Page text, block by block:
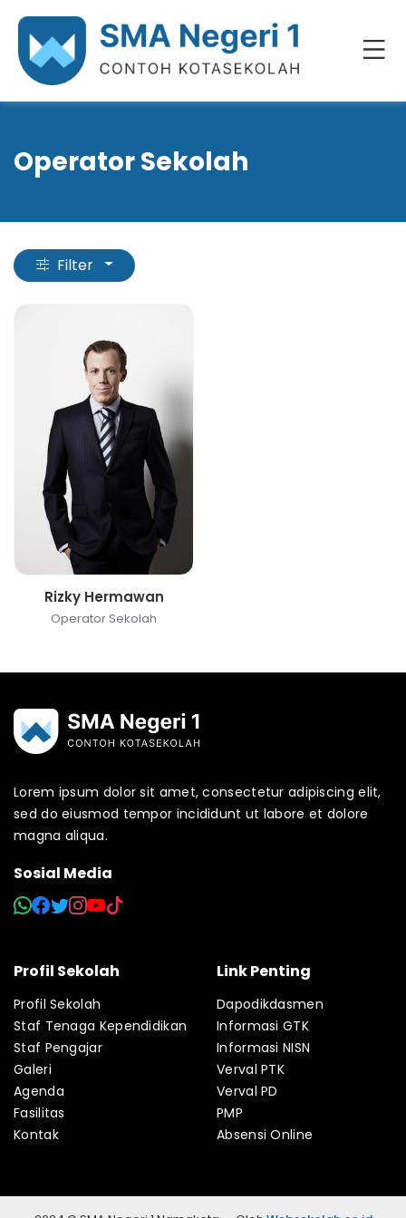
Operator Sekolah
Filter
Rizky Hermawan
Operator Sekolah
Lorem ipsum dolor sit amet, consectetur adipiscing elit,
sed do eiusmod tempor incididunt ut labore et dolore
magna aliqua.
Sosial Media
Profil Sekolah
Profil Sekolah
Staf Tenaga Kependidikan
Staf Pengajar
Galeri
Agenda
Fasilitas
Kontak
Link Penting
Dapodikdasmen
Informasi GTK
Informasi NISN
Verval PTK
Verval PD
PMP
Absensi Online